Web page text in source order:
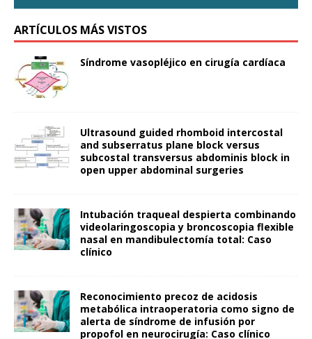
ARTÍCULOS MÁS VISTOS
Síndrome vasopléjico en cirugía cardíaca
Ultrasound guided rhomboid intercostal
and subserratus plane block versus
subcostal transversus abdominis block in
open upper abdominal surgeries
Intubación traqueal despierta combinando
videolaringoscopia y broncoscopia flexible
nasal en mandibulectomía total: Caso
clínico
Reconocimiento precoz de acidosis
metabólica intraoperatoria como signo de
alerta de síndrome de infusión por
propofol en neurocirugía: Caso clínico